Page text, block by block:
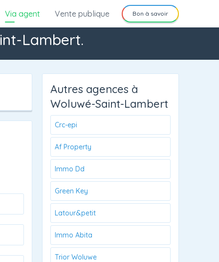
Via agent Vente publique Bon à savoir
Lambert.
Autres agences à
Woluwé-Saint-Lambert
Crc-epi
Af Property
Immo Dd
Green Key
Latour&petit
Immo Abita
Trior Woluwe